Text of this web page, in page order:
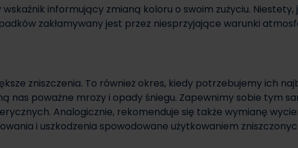
informujący zmianą koloru o swoim zużyciu. Niestety,
zakłamywany jest przez niesprzyjające warunki
zniszczenia. To również okres, kiedy potrzebujemy ich
nas poważne mrozy i opady śniegu. Zapewnimy sobie tym
Analogicznie, rekomenduje się także wymianę
i uszkodzenia spowodowane użytkowaniem